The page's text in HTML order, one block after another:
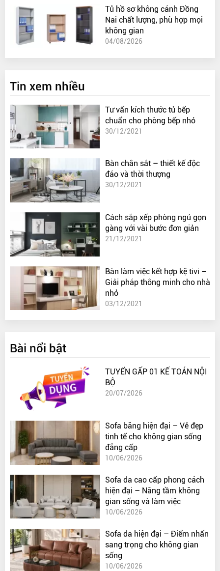
Tủ hồ sơ không cánh Đồng
Nai chất lượng, phù hợp mọi
không gian
04/08/2026
Tin xem nhiều
Tư vấn kích thước tủ bếp
chuẩn cho phòng bếp nhỏ
30/12/2021
Bàn chân sắt – thiết kế độc
đáo và thời thượng
30/12/2021
Cách sắp xếp phòng ngủ gọn
gàng với vài bước đơn giản
21/12/2021
Bàn làm việc kết hợp kệ tivi –
Giải pháp thông minh cho nhà
nhỏ
03/12/2021
Bài nổi bật
TUYỂN GẤP 01 KẾ TOÁN NỘI
BỘ
20/07/2026
Sofa băng hiện đại – Vẻ đẹp
tinh tế cho không gian sống
đẳng cấp
10/06/2026
Sofa da cao cấp phong cách
hiện đại – Nâng tầm không
gian sống và làm việc
10/06/2026
Sofa da hiện đại – Điểm nhấn
sang trọng cho không gian
sống
10/06/2026